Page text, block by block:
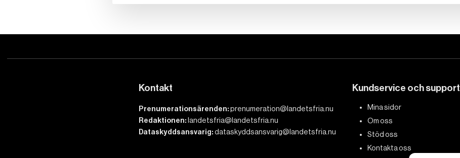
Kontakt
Prenumerationsärenden:prenumeration@landetsfria.nu
Redaktionen: landetsfria@landetsfria.nu
Dataskyddsansvarig:dataskyddsansvarig@landetsfria.nu
Kundservice och support
Mina sidor
Om oss
Stöd oss
Kontakta oss